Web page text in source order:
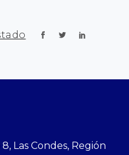
8, Las Condes, Región